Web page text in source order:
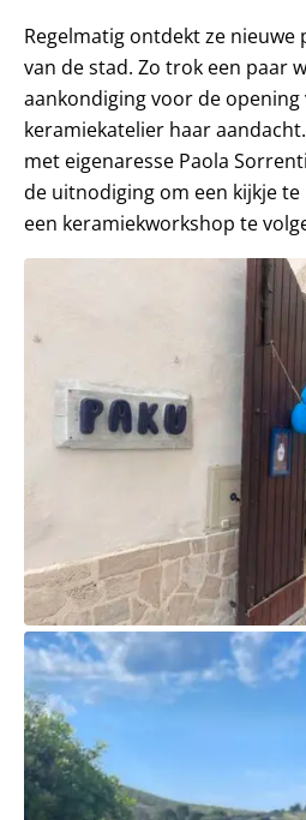
Regelmatig ontdekt ze nieuwe
van de stad. Zo trok een paar
aankondiging voor de opening
keramiekatelier haar
met eigenaresse Paola
de uitnodiging om een kijkje
een keramiekworkshop te